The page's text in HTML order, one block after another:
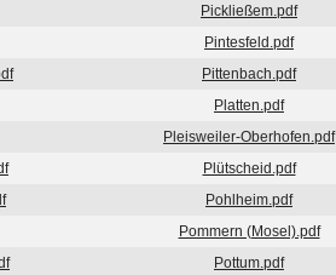
Pickließem.pdf
Pintesfeld.pdf
Pittenbach.pdf
Platten.pdf
Pleisweiler-Oberhofen.pdf
Plütscheid.pdf
Pohlheim.pdf
Pommern (Mosel).pdf
Pottum.pdf